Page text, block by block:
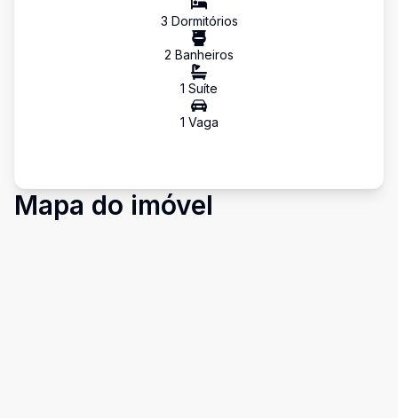
3 Dormitórios
2 Banheiros
1 Suíte
1 Vaga
Mapa do imóvel